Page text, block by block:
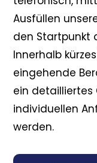
Ausfüllen
den Startpunkt
Innerhalb
eingehende
ein detailliertes
individuellen
werden.